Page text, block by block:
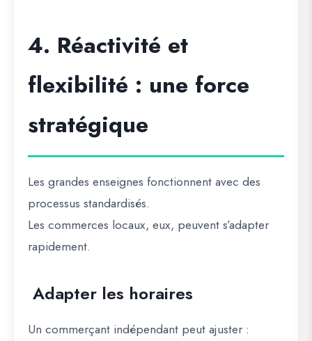
4. Réactivité et
flexibilité : une force
stratégique
Les grandes enseignes fonctionnent avec des
processus standardisés.
Les commerces locaux, eux, peuvent s’adapter
rapidement.
Adapter les horaires
Un commerçant indépendant peut ajuster :